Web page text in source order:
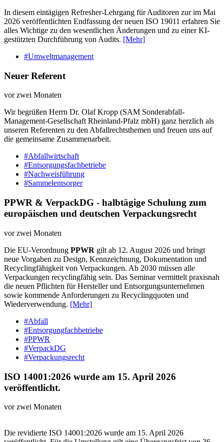
In diesem eintägigen Refresher-Lehrgang für Auditoren zur im Mai
2026 veröffentlichten Endfassung der neuen ISO 19011 erfahren Sie
alles Wichtige zu den wesentlichen Änderungen und zu einer KI-
gestützten Durchführung von Audits. [Mehr]
#Umweltmanagement
Neuer Referent
vor zwei Monaten
Wir begrüßen Herrn Dr. Olaf Kropp (SAM Sonderabfall-
Management-Gesellschaft Rheinland-Pfalz mbH) ganz herzlich als
unseren Referenten zu den Abfallrechtsthemen und freuen uns auf
die gemeinsame Zusammenarbeit.
#Abfallwirtschaft
#Entsorgungsfachbetriebe
#Nachweisführung
#Sammelentsorger
PPWR & VerpackDG - halbtägige Schulung zum
europäischen und deutschen Verpackungsrecht
vor zwei Monaten
Die EU-Verordnung PPWR gilt ab 12. August 2026 und bringt
neue Vorgaben zu Design, Kennzeichnung, Dokumentation und
Recyclingfähigkeit von Verpackungen. Ab 2030 müssen alle
Verpackungen recyclingfähig sein. Das Seminar vermittelt praxisnah
die neuen Pflichten für Hersteller und Entsorgungsunternehmen
sowie kommende Anforderungen zu Recyclingquoten und
Wiederverwendung. [Mehr]
#Abfall
#Entsorgungfachbetriebe
#PPWR
#VerpackDG
#Verpackungsrecht
ISO 14001:2026 wurde am 15. April 2026
veröffentlicht.
vor zwei Monaten
Die revidierte ISO 14001:2026 wurde am 15. April 2026